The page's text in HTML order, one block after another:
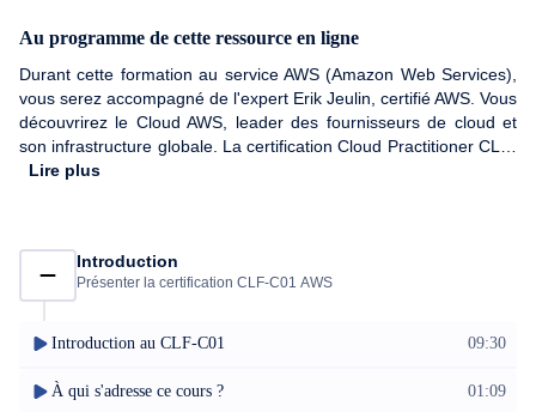
Au programme de cette ressource en ligne
Durant cette formation au service AWS (Amazon Web Services),
vous serez accompagné de l'expert Erik Jeulin, certifié AWS. Vous
découvrirez le Cloud AWS, leader des fournisseurs de cloud et
son infrastructure globale. La certification Cloud Practitioner CLF-
C01 représente le socle fondamental pour travailler sur des
Cloud Practitioner CLF- C01. À la fin de ce cours pour préparer la
certification CLF-C01 en ligne, vous serez en mesure de
proposition de valeur de l'informatique en nuage sur AWS. Vous
architecturaux de base. Enfin, vous disposerez de toutes les clés
Lire plus
Introduction
Présenter la certification CLF-C01 AWS
Introduction au CLF-C01 09:30
À qui s'adresse ce cours ? 01:09